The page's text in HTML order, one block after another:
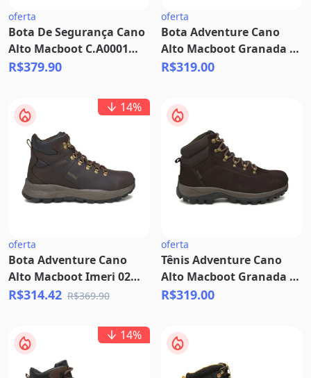
oferta
Bota De Segurança Cano
Alto Macboot C.A0001
Marrom - 45.470
R$379.90
oferta
Bota Adventure Cano
Alto Macboot Granada 04
Marrom Claro
R$319.00
14%
oferta
Bota Adventure Cano
Alto Macboot Imeri 02
Café
R$314.42 R$369.90
oferta
Tênis Adventure Cano
Alto Macboot Granada 02
Café
R$319.00
14%